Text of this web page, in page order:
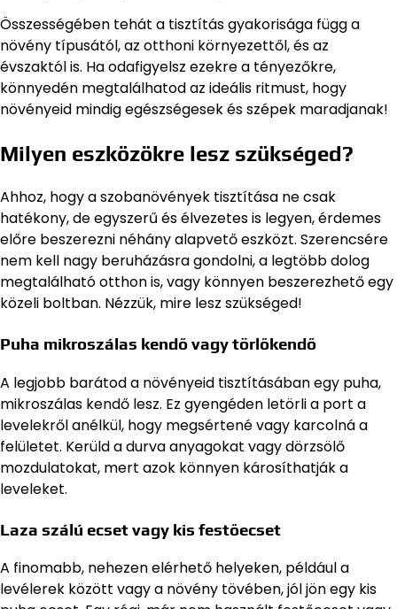
Összességében tehát a tisztítás gyakorisága függ a
növény típusától, az otthoni környezettől, és az
évszaktól is. Ha odafigyelsz ezekre a tényezőkre,
könnyedén megtalálhatod az ideális ritmust, hogy
növényeid mindig egészségesek és szépek maradjanak!
Milyen eszközökre lesz szükséged?
Ahhoz, hogy a szobanövények tisztítása ne csak
hatékony, de egyszerű és élvezetes is legyen, érdemes
előre beszerezni néhány alapvető eszközt. Szerencsére
nem kell nagy beruházásra gondolni, a legtöbb dolog
megtalálható otthon is, vagy könnyen beszerezhető egy
közeli boltban. Nézzük, mire lesz szükséged!
Puha mikroszálas kendő vagy törlőkendő
A legjobb barátod a növényeid tisztításában egy puha,
mikroszálas kendő lesz. Ez gyengéden letörli a port a
levelekről anélkül, hogy megsértené vagy karcolná a
felületet. Kerüld a durva anyagokat vagy dörzsölő
mozdulatokat, mert azok könnyen károsíthatják a
leveleket.
Laza szálú ecset vagy kis festőecset
A finomabb, nehezen elérhető helyeken, például a
levélerek között vagy a növény tövében, jól jön egy kis